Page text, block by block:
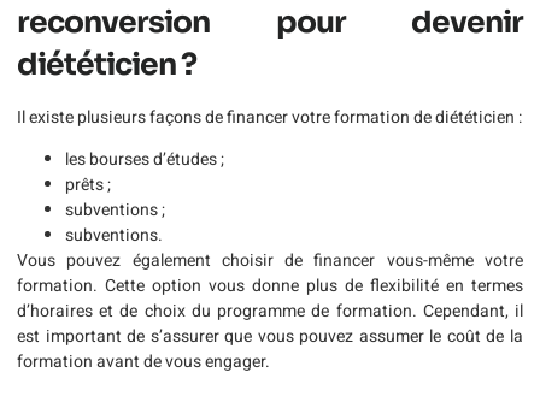
reconversion pour devenir
diététicien ?
Il existe plusieurs façons de financer votre formation de diététicien :
les bourses d’études ;
prêts ;
subventions ;
subventions.
Vous pouvez également choisir de financer vous-même votre
formation. Cette option vous donne plus de flexibilité en termes
d’horaires et de choix du programme de formation. Cependant, il
est important de s’assurer que vous pouvez assumer le coût de la
formation avant de vous engager.